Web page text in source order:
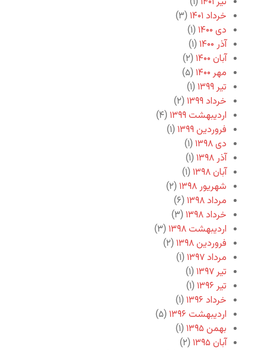
خرداد ۱۴۰۱
(۳)
دی ۱۴۰۰
(۱)
آذر ۱۴۰۰
(۱)
آبان ۱۴۰۰
(۲)
مهر ۱۴۰۰
(۵)
تیر ۱۳۹۹
(۱)
خرداد ۱۳۹۹
(۲)
اردیبهشت ۱۳۹۹
(۴)
فروردین ۱۳۹۹
(۱)
دی ۱۳۹۸
(۱)
آذر ۱۳۹۸
(۱)
آبان ۱۳۹۸
(۱)
شهریور ۱۳۹۸
(۲)
مرداد ۱۳۹۸
(۶)
خرداد ۱۳۹۸
(۳)
اردیبهشت ۱۳۹۸
(۳)
فروردین ۱۳۹۸
(۲)
مرداد ۱۳۹۷
(۱)
تیر ۱۳۹۷
(۱)
تیر ۱۳۹۶
(۱)
خرداد ۱۳۹۶
(۱)
اردیبهشت ۱۳۹۶
(۵)
بهمن ۱۳۹۵
(۱)
آبان ۱۳۹۵
(۲)